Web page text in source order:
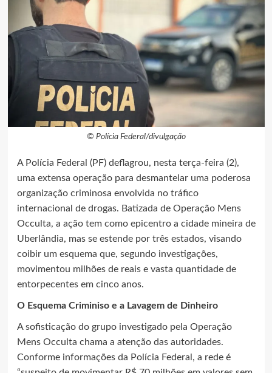
© Polícia Federal/divulgação
A Polícia Federal (PF) deflagrou, nesta terça-feira (2),
uma extensa operação para desmantelar uma poderosa
organização criminosa envolvida no tráfico
internacional de drogas. Batizada de Operação Mens
Occulta, a ação tem como epicentro a cidade mineira de
Uberlândia, mas se estende por três estados, visando
coibir um esquema que, segundo investigações,
movimentou milhões de reais e vasta quantidade de
entorpecentes em cinco anos.
O Esquema Criminiso e a Lavagem de Dinheiro
A sofisticação do grupo investigado pela Operação
Mens Occulta chama a atenção das autoridades.
Conforme informações da Polícia Federal, a rede é